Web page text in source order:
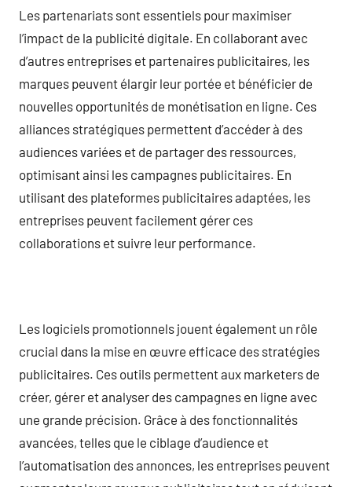
Les partenariats sont essentiels pour maximiser
l’impact de la publicité digitale. En collaborant avec
d’autres entreprises et partenaires publicitaires, les
marques peuvent élargir leur portée et bénéficier de
nouvelles opportunités de monétisation en ligne. Ces
alliances stratégiques permettent d’accéder à des
audiences variées et de partager des ressources,
optimisant ainsi les campagnes publicitaires. En
utilisant des plateformes publicitaires adaptées, les
entreprises peuvent facilement gérer ces
collaborations et suivre leur performance.
Les logiciels promotionnels jouent également un rôle
crucial dans la mise en œuvre efficace des stratégies
publicitaires. Ces outils permettent aux marketers de
créer, gérer et analyser des campagnes en ligne avec
une grande précision. Grâce à des fonctionnalités
avancées, telles que le ciblage d’audience et
l’automatisation des annonces, les entreprises peuvent